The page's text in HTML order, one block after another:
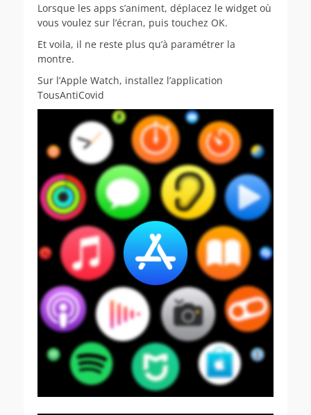
Lorsque les apps s’animent, déplacez le widget où
vous voulez sur l’écran, puis touchez OK.
Et voila, il ne reste plus qu’à paramétrer la
montre.
Sur l’Apple Watch, installez l’application
TousAntiCovid